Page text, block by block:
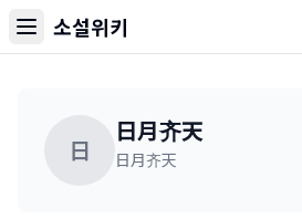
소설위키
日
日月齐天
日月齐天